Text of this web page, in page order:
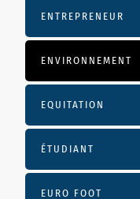
ENTREPRENEUR
ENVIRONNEMENT
EQUITATION
ÉTUDIANT
EURO FOOT